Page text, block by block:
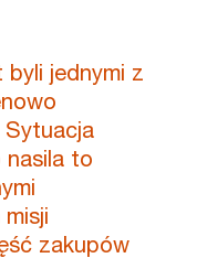
byli jednymi z
Sytuacja
nasila to
zakupów